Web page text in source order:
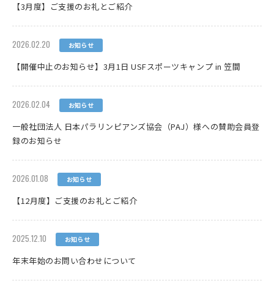
【3月度】ご支援のお礼とご紹介
2026.02.20 お知らせ
【開催中止のお知らせ】3月1日 USFスポーツキャンプ in 笠間
2026.02.04 お知らせ
一般社団法人 日本パラリンピアンズ協会（PAJ）様への賛助会員登
録のお知らせ
2026.01.08 お知らせ
【12月度】ご支援のお礼とご紹介
2025.12.10 お知らせ
年末年始のお問い合わせについて